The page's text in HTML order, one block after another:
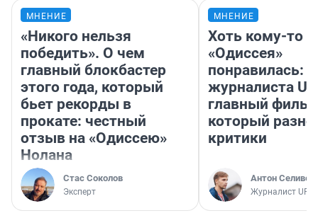
МНЕНИЕ
«Никого нельзя
победить». О чем
главный блокбастер
этого года, который
бьет рекорды в
прокате: честный
отзыв на «Одиссею»
Нолана
Стас Соколов
Эксперт
МНЕНИЕ
Хоть кому-то
«Одиссея»
понравилась:
журналиста
главный
который
критики
Антон
Журналист